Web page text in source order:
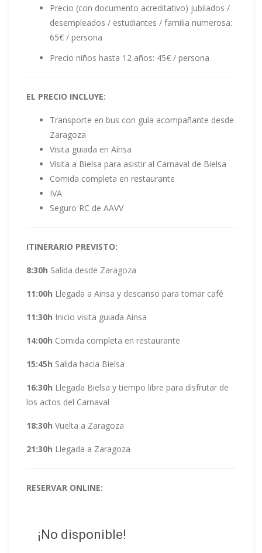
Precio (con documento acreditativo) jubilados /
desempleados / estudiantes / familia numerosa:
65€ / persona
Precio niños hasta 12 años: 45€ / persona
EL PRECIO INCLUYE:
Transporte en bus con guía acompañante desde
Zaragoza
Visita guiada en Aínsa
Visita a Bielsa para asistir al Carnaval de Bielsa
Comida completa en restaurante
IVA
Seguro RC de AAVV
ITINERARIO PREVISTO:
8:30h Salida desde Zaragoza
11:00h Llegada a Ainsa y descanso para tomar café
11:30h Inicio visita guiada Ainsa
14:00h Comida completa en restaurante
15:45h Salida hacia Bielsa
16:30h Llegada Bielsa y tiempo libre para disfrutar de
los actos del Carnaval
18:30h Vuelta a Zaragoza
21:30h Llegada a Zaragoza
RESERVAR ONLINE: